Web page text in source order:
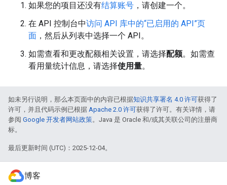
如果您的项目还没有结算账号 ，请创建一个。
在 API 控制台中访问 API 库中的“已启用的 API”页
面 ，然后从列表中选择一个 API。
如需查看和更改配额相关设置，请选择配额。如需查
看用量统计信息，请选择使用量。
如未另行说明，那么本页面中的内容已根据知识共享署名 4.0 许可获得了
许可，并且代码示例已根据 Apache 2.0 许可获得了许可。有关详情，请
参阅 Google 开发者网站政策。Java 是 Oracle 和/或其关联公司的注册商
标。
最后更新时间 (UTC)：2025-12-04。
博客